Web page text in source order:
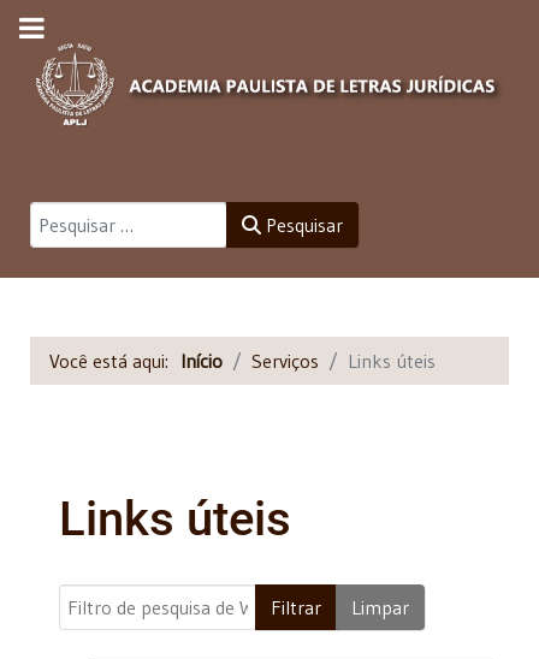
Pesquisar Pesquisar
Você está aqui: Início Serviços Links úteis
Links úteis
Filtro de pesquisa de WeblinksFiltrar Limpar